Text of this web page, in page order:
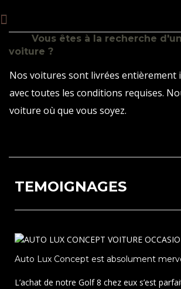
Vous êtes à la recherche
voiture ?
Nos voitures sont livrées entièrement
avec toutes les conditions requises.
voiture où que vous soyez.
TEMOIGNAGES
Auto Lux Concept est absolument
L’achat de notre Golf 8 chez eux s’est